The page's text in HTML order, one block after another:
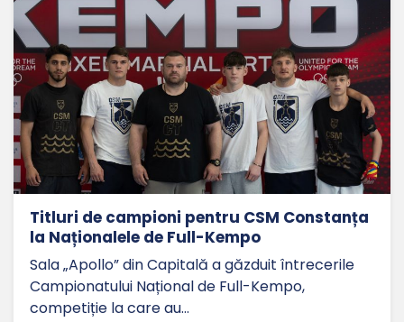
Titluri de campioni pentru CSM Constanța
la Naționalele de Full-Kempo
Sala „Apollo” din Capitală a găzduit întrecerile
Campionatului Național de Full-Kempo,
competiție la care au…